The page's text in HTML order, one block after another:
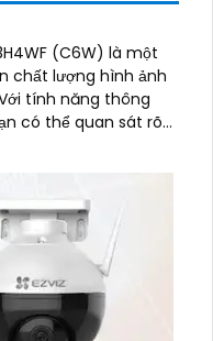
(C6W) là một
chất lượng hình ảnh
có thể quan sát rõ